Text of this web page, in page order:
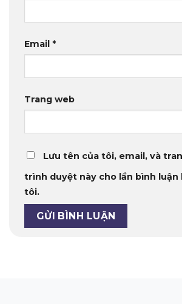
Email *
Trang web
Lưu tên của tôi, email, và
trình duyệt này cho lần bình luận
tôi.